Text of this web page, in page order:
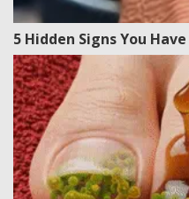
5 Hidden Signs You